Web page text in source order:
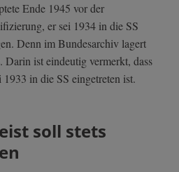
Ende 1945 vor der
er sei 1934 in die SS
Denn im Bundesarchiv lagert
Darin ist eindeutig vermerkt, dass
in die SS eingetreten ist.
soll stets